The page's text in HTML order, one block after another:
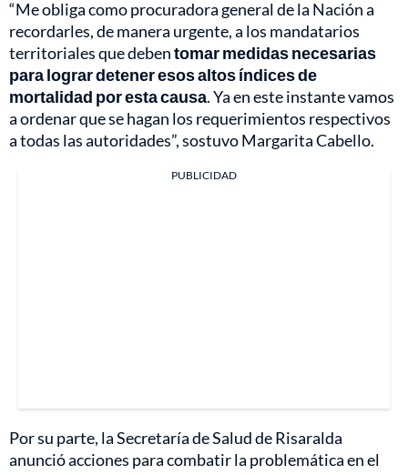
“Me obliga como procuradora general de la Nación a
recordarles, de manera urgente, a los mandatarios
territoriales que debentomar medidas necesarias
para lograr detener esos altos índices de
mortalidad por esta causa. Ya en este instante vamos
a ordenar que se hagan los requerimientos respectivos
a todas las autoridades”, sostuvo Margarita Cabello.
PUBLICIDAD
Por su parte, la Secretaría de Salud de Risaralda
anunció acciones para combatir la problemática en el